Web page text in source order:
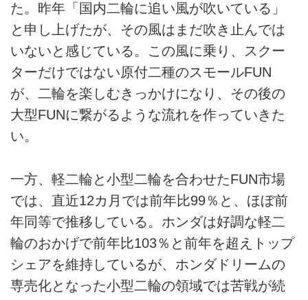
た。昨年「国内二輪に追い風が吹いている」
と申し上げたが、その風はまだ吹き止んでは
いないと感じている。この風に乗り、スクー
ターだけではない原付二種のスモールFUN
が、二輪を楽しむきっかけになり、その後の
大型FUNに繋がるような流れを作っていきた
い。
一方、軽二輪と小型二輪を合わせたFUN市場
では、直近12カ月では前年比99％と、ほぼ前
年同等で推移している。ホンダは好調な軽二
輪のおかげで前年比103％と前年を超えトップ
シェアを維持しているが、ホンダドリームの
専売化となった小型二輪の領域では苦戦が続